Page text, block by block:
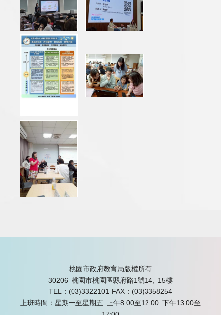
桃園市政府教育局版權所有
30206 桃園市桃園區縣府路1號14, 15樓
TEL：(03)3322101
FAX：(03)3358254
上班時間：星期一至星期五 上午8:00至12:00 下午13:00至